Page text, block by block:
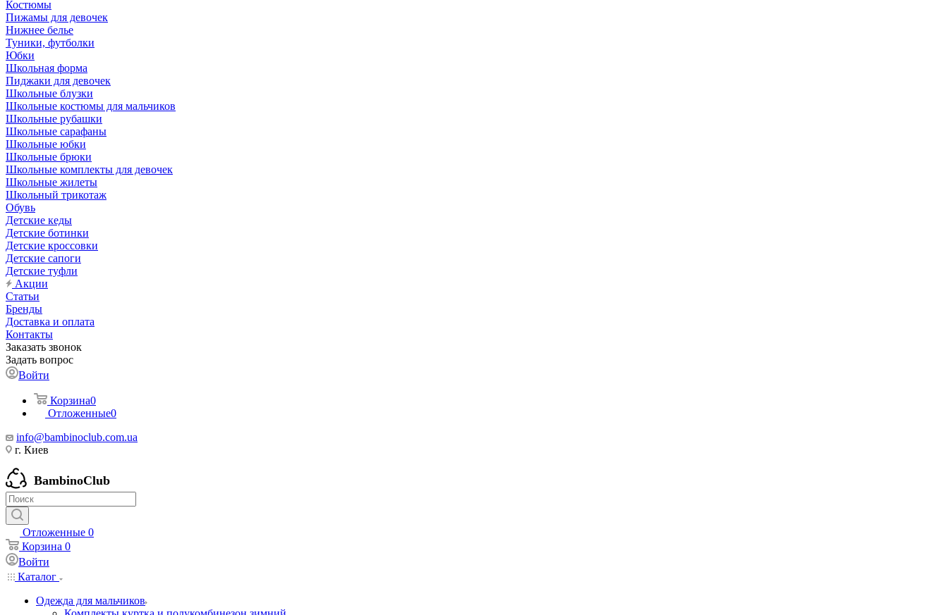
Костюмы
Пижамы для девочек
Нижнее белье
Туники, футболки
Юбки
Школьная форма
Пиджаки для девочек
Школьные блузки
Школьные костюмы для мальчиков
Школьные рубашки
Школьные сарафаны
Школьные юбки
Школьные брюки
Школьные комплекты для девочек
Школьные жилеты
Школьный трикотаж
Обувь
Детские кеды
Детские ботинки
Детские кроссовки
Детские сапоги
Детские туфли
Акции
Статьи
Бренды
Доставка и оплата
Контакты
Заказать звонок
Задать вопрос
Войти
Корзина0
Отложенные0
info@bambinoclub.com.ua
г. Киев
BambinoClub
Отложенные 0
Корзина 0
Войти
Каталог
Одежда для мальчиков